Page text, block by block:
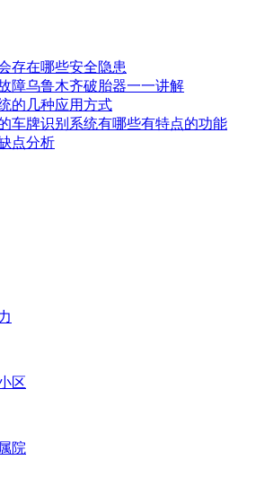
存在哪些安全隐患
障乌鲁木齐破胎器一一讲解
的几种应用方式
车牌识别系统有哪些有特点的功能
点分析
区
院